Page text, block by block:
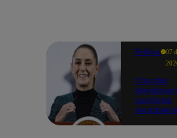
Política
07
Claudia
confirma